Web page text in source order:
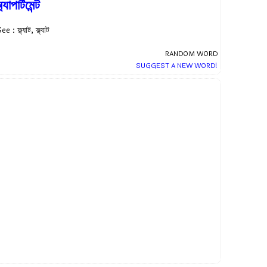
: ফ্ল্যাট, ফ্ল্যাট
RANDOM WORD
SUGGEST A NEW WORD!